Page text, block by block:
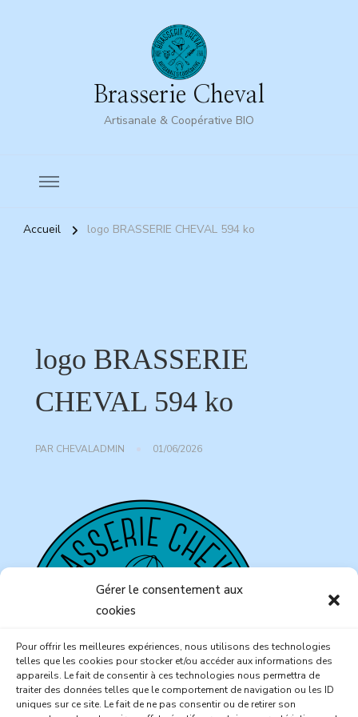
Gérer le consentement aux
cookies
Pour offrir les meilleures expériences, nous utilisons des technologies
telles que les cookies pour stocker et/ou accéder aux informations des
appareils. Le fait de consentir à ces technologies nous permettra de
traiter des données telles que le comportement de navigation ou les ID
uniques sur ce site. Le fait de ne pas consentir ou de retirer son
Brasserie Cheval
Artisanale & Coopérative BIO
Accueil logo BRASSERIE CHEVAL 594 ko
logo BRASSERIE
CHEVAL 594 ko
PAR CHEVALADMIN 01/06/2026